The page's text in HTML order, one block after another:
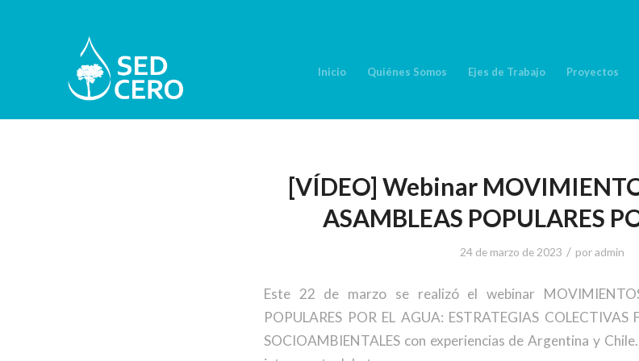
Inicio Quiénes Somos Ejes de Trabajo Proyectos
[VÍDEO] Webinar
ASAMBLEAS POPULARES
24 de marzo de 2023 / poradmin
Este 22 de marzo se realizó el webinar
POPULARES POR EL AGUA: ESTRATEGIAS COLECTIVAS
SOCIOAMBIENTALES con experiencias de Argentina y